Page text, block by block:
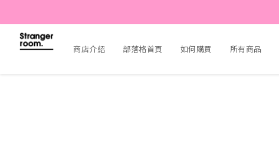
商店介紹 部落格首頁 如何購買 所有商品